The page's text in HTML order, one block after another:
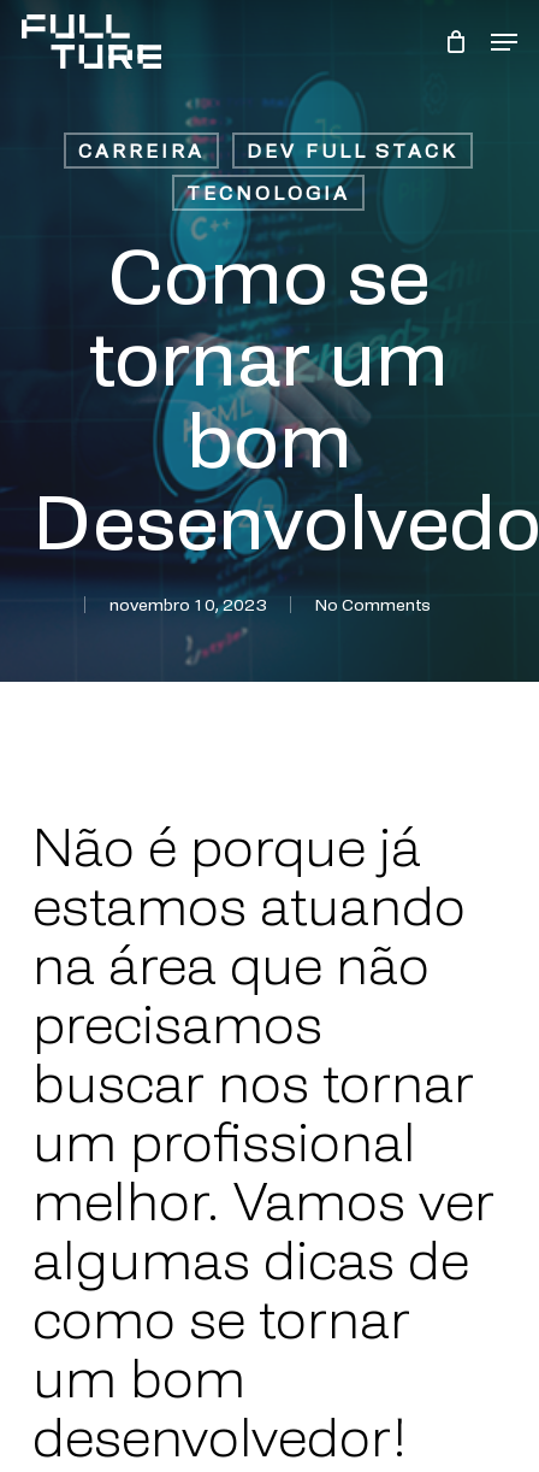
Skip
CARREIRA
DEV FULL STACK
TECNOLOGIA
Como se
tornar um
bom
novembro 10, 2023 No Comments
Não é porque já
estamos atuando
na área que não
precisamos
buscar nos tornar
um profissional
melhor. Vamos ver
algumas dicas de
como se tornar
um bom
desenvolvedor!